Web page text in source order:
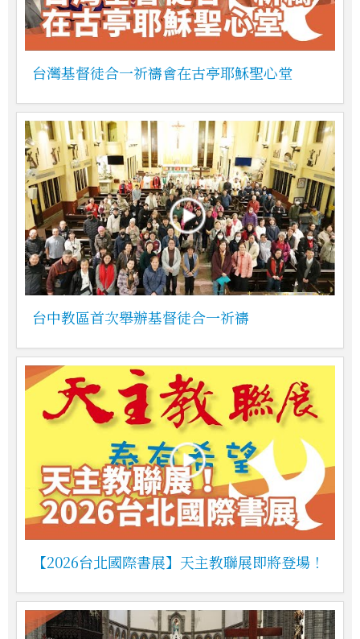
台灣基督徒合一祈禱會在古亭耶穌聖心堂
台中教區首次舉辦基督徒合一祈禱
【2026台北國際書展】天主教聯展即將登場！